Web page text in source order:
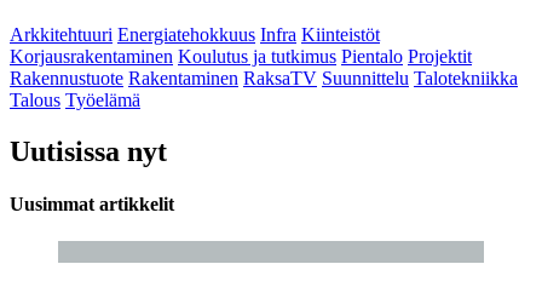
Arkkitehtuuri Energiatehokkuus Infra Kiinteistöt
Korjausrakentaminen Koulutus ja tutkimus Pientalo Projektit
Rakennustuote Rakentaminen RaksaTV Suunnittelu Talotekniikka
Talous Työelämä
Uutisissa nyt
Uusimmat artikkelit